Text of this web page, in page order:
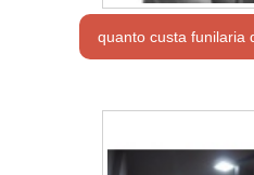
quanto custa funilaria